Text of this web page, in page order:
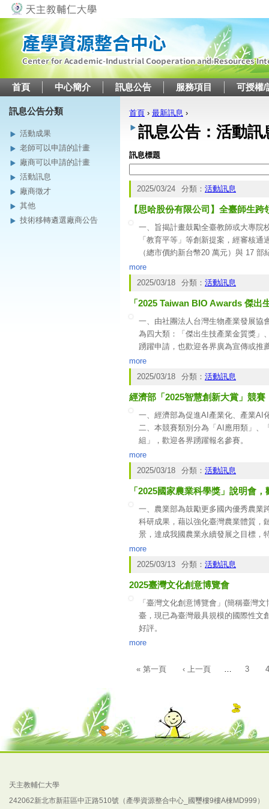
首頁 中心簡介 訊息公告 服務項目 可授權/
訊息公告分類
活動成果
老師可以申請的計畫
廠商可以申請的計畫
活動訊息
廠商徵才
其他
技術移轉遴選廠商公告
您在這裡
首頁 › 最新訊息 ›
訊息公告：活動訊
訊息標題
2025/03/24 分類： 活動訊息
【思哈股份有限公司】全臺師生
一、旨揭計畫鼓勵全臺教師或大專院
「教育平等」等創新提案，經審核
（總市價約新台幣20 萬元）與 17
二、「全臺師生跨領域影響力公益計
(一)資格對象：
2.學生組：符合教育部認定之公司大
3.每位參與者僅能以個人或團隊形
(二)申請時間：即日起至 114年4月
(三)線上申請網址： https://
more
2025/03/18
分類： 活動訊息
「2025 Taiwan BIO Awards 傑出
一、由社團法人台灣生物產業發展協
為四大類：「傑出生技產業金質獎」
踴躍申請，也歡迎各界廣為宣傳或推
二、欲報名者請至該協會網站填寫申
www.taiwanbio.org.tw。
patricia@taiwanbio.org.tw。
more
2025/03/18
分類： 活動訊息
經濟部「2025智慧創新大賞」競
一、經濟部為促進AI產業化、產業AI
二、本競賽類別分為「AI應用類」、
組」，歡迎各界踴躍報名參賽。
三、檢附「2025智慧創新大賞」競
案委辦單位：台北市電腦商業同業公
more
2025/03/18
分類： 活動訊息
「2025國家農業科學獎」說明會
一、農業部為鼓勵更多國內優秀農業
科研成果，藉以強化臺灣農業體質，
景，達成我國農業永續發展之目標，
新重大貢獻及影響力的科研成果，透
二、檢附2025國家農業科學獎說明
備資料（如附議程QRcode，報名截
more
2025/03/13
分類： 活動訊息
2025臺灣文化創意博覽會
「臺灣文化創意博覽會」(簡稱臺灣
臺，現已為臺灣最具規模的國際性文
好評。
為推動臺灣文創產業發展，文化部賡
文創能量。
more
頁面
« 第一頁 ‹ 上一頁 3 4
天主教輔仁大學
242062新北市新莊區中正路510號（產學資源整合中心_國璽樓9樓A棟MD999）